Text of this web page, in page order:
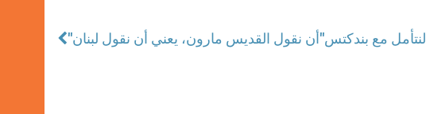
"أن نقول القديس مارون، يعني أن نقول لبنان"لنتأمل مع بندكتس